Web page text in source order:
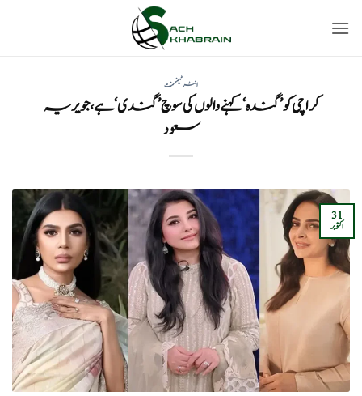
انٹرٹینمنٹ
کراچی کو ’گندہ‘ کہنے والوں کی سوچ ’گندی‘ ہے، جویریہ
سعود
31
اکتوبر